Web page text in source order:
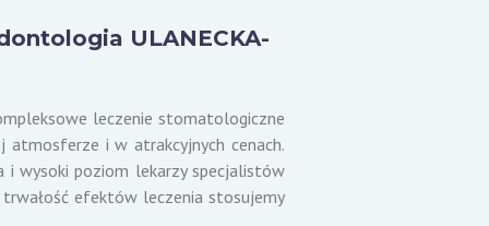
ULANECKA-
leczenie stomatologiczne
i w atrakcyjnych cenach.
i wysoki poziom lekarzy specjalistów
efektów leczenia stosujemy